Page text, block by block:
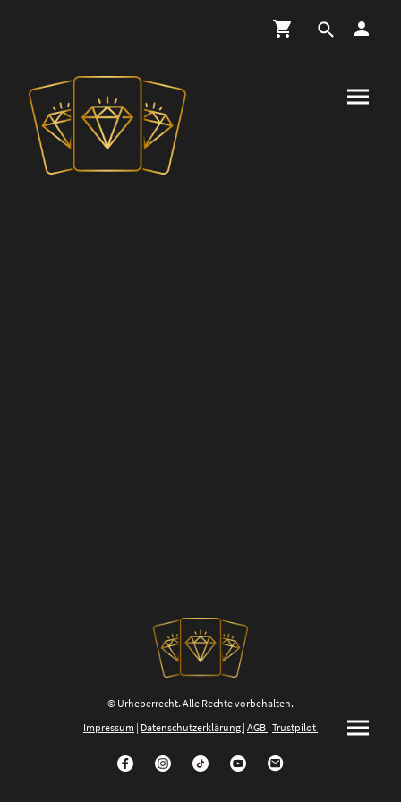
© Urheberrecht. Alle Rechte vorbehalten.
Impressum | Datenschutzerklärung | AGB | Trustpilot